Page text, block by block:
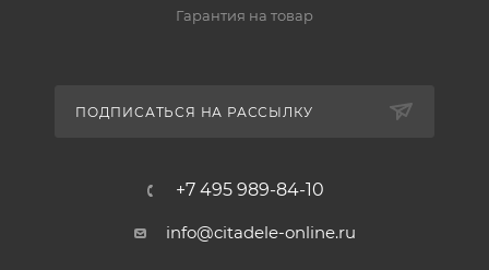
Гарантия на товар
ПОДПИСАТЬСЯ НА РАССЫЛКУ
+7 495 989-84-10
info@citadele-online.ru